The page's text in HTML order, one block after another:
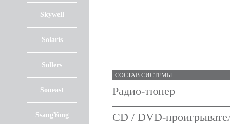
Skywell
Solaris
Sollers
Soueast
SsangYong
СОСТАВ СИСТЕМЫ
Радио-тюнер
CD / DVD-